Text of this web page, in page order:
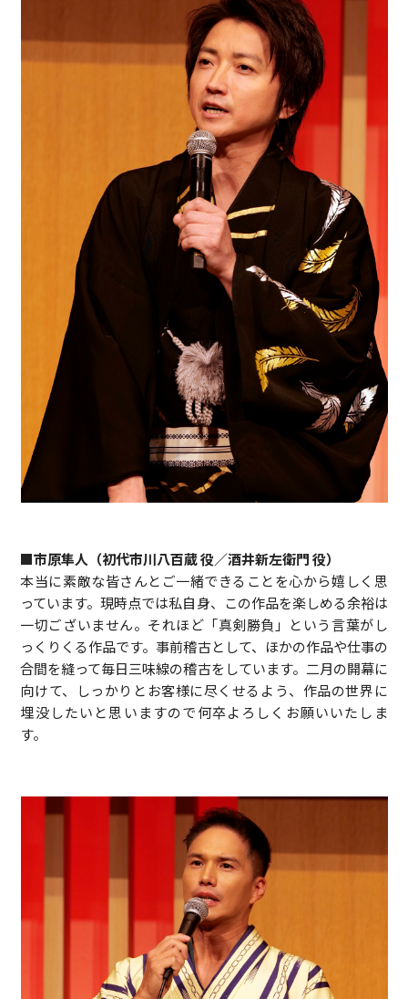
■市原隼人（初代市川八百蔵 役／酒井新左衛門 役）
本当に素敵な皆さんとご一緒できることを心から嬉しく思
っています。現時点では私自身、この作品を楽しめる余裕は
一切ございません。それほど「真剣勝負」という言葉がし
っくりくる作品です。事前稽古として、ほかの作品や仕事の
合間を縫って毎日三味線の稽古をしています。二月の開幕に
向けて、しっかりとお客様に尽くせるよう、作品の世界に
埋没したいと思いますので何卒よろしくお願いいたしま
す。